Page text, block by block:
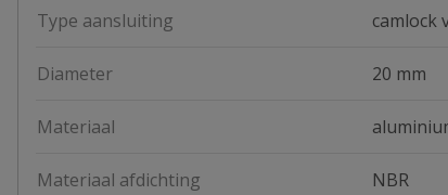
Type aansluiting camlock
Diameter 20 mm
Materiaal
Materiaal afdichting NBR